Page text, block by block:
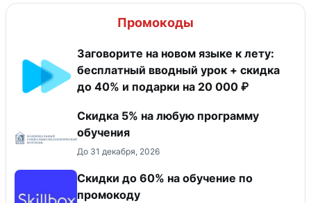
Промокоды
Заговорите на новом языке к лету:
бесплатный вводный урок + скидка
до 40% и подарки на 20 000 ₽
Скидка 5% на любую программу
обучения
До 31 декабря, 2026
Скидки до 60% на обучение по
промокоду